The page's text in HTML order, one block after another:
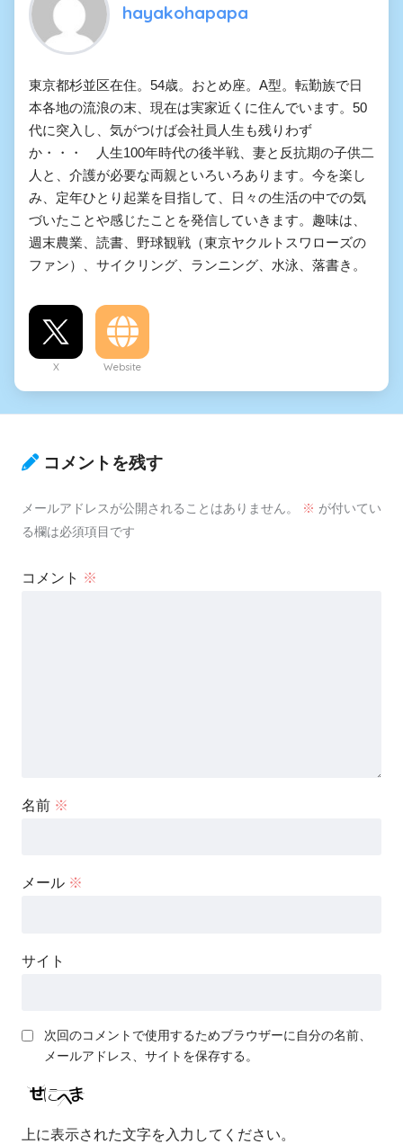
hayakohapapa
東京都杉並区在住。54歳。おとめ座。A型。転勤族で日
本各地の流浪の末、現在は実家近くに住んでいます。50
代に突入し、気がつけば会社員人生も残りわず
か・・・ 人生100年時代の後半戦、妻と反抗期の子供二
人と、介護が必要な両親といろいろあります。今を楽し
み、定年ひとり起業を目指して、日々の生活の中での気
づいたことや感じたことを発信していきます。趣味は、
週末農業、読書、野球観戦（東京ヤクルトスワローズの
ファン）、サイクリング、ランニング、水泳、落書き。
X Website
コメントを残す
メールアドレスが公開されることはありません。 ※ が付いてい
る欄は必須項目です
コメント ※
名前 ※
メール ※
サイト
次回のコメントで使用するためブラウザーに自分の名前、
メールアドレス、サイトを保存する。
上に表示された文字を入力してください。